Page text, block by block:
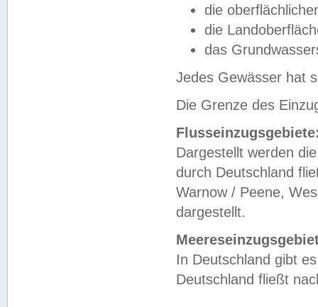
die
die
das
Jedes Gewässer hat
Die Grenze des
Dargestellt werden
durch Deutschland
Warnow / Peene,
dargestellt.
In Deutschland gibt
Deutschland fließt